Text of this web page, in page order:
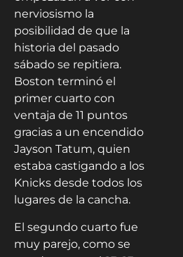
nerviosismo la
posibilidad de que la
historia del pasado
sábado se repitiera.
Boston terminó el
primer cuarto con
ventaja de 11 puntos
gracias a un encendido
Jayson Tatum, quien
estaba castigando a los
Knicks desde todos los
lugares de la cancha.
El segundo cuarto fue
muy parejo, como se